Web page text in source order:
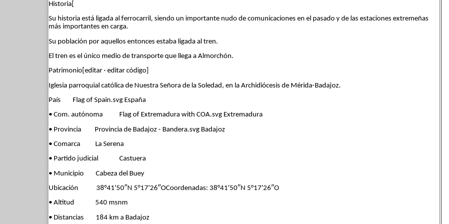
Historia[
Su historia está ligada al ferrocarril, siendo un importante nudo de comunicaciones en el pasado y de las estaciones extremeñas
más importantes en carga.
Su población por aquellos entonces estaba ligada al tren.
El tren es el único medio de transporte que llega a Almorchón.
Patrimonio[editar · editar código]
Iglesia parroquial católica de Nuestra Señora de la Soledad, en la Archidiócesis de Mérida-Badajoz.
País Flag of Spain.svg España
• Com. autónoma Flag of Extremadura with COA.svg Extremadura
• Provincia Provincia de Badajoz - Bandera.svg Badajoz
• Comarca La Serena
• Partido judicial Castuera
• Municipio Cabeza del Buey
Ubicación 38°41′50″N 5°17′26″OCoordenadas: 38°41′50″N 5°17′26″O
• Altitud 540 msnm
• Distancias 184 km a Badajoz